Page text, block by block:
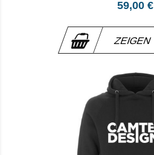
Preis
59,00 €
ZEIGEN